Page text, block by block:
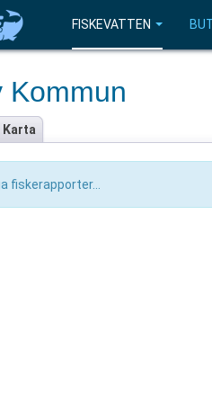
FISKEVATTEN
Kommun
Karta
fiskerapporter...